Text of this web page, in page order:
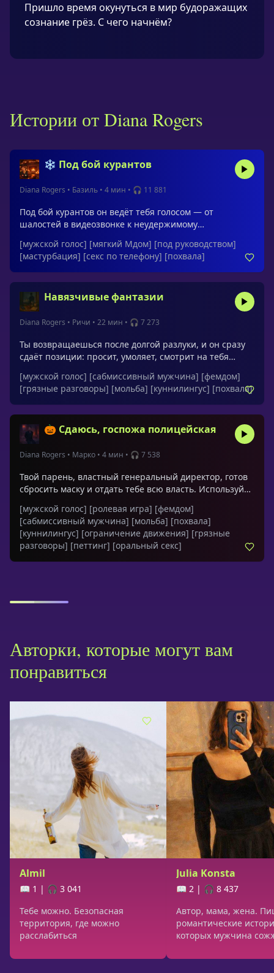
Пришло время окунуться в мир будоражащих
сознание грёз. С чего начнём?
Истории от Diana Rogers
❄️ Под бой курантов
Diana Rogers • Базиль • 4 мин • 🎧 11 881
Под бой курантов он ведёт тебя голосом — от
шалостей в видеозвонке к неудержимому
превращает апатию в искры под кожей. Готова
встретить полночь так, чтобы забыть про все
остальные праздники?Обращения: птичка, родная,
умница, демоница
[мужской голос] [мягкий Мдом] [под руководством]
[мастурбация] [секс по телефону] [похвала]
Навязчивые фантазии
Diana Rogers • Ричи • 22 мин • 🎧 7 273
Ты возвращаешься после долгой разлуки, и он сразу
сдаёт позиции: просит, умоляет, смотрит на тебя
принцесса, милая, любовь моя, детка, малышка,
грязная шлюшка
[мужской голос] [сабмиссивный мужчина] [фемдом]
[грязные разговоры] [мольба] [куннилингус] [похвала]
🎃 Сдаюсь, госпожа полицейская
Diana Rogers • Марко • 4 мин • 🎧 7 538
Твой парень, властный генеральный директор, готов
сбросить маску и отдать тебе всю власть. Используй
фантазию о полном доминировании. Пристегни его
наручниками к кровати и заставь умолять тебя о
прикосновении.Обращения: милая, любимая,
кошечка, дорогая, родная, госпожа полицейская,
малышка, чертовка, любовь моя, детка
[мужской голос] [ролевая игра] [фемдом]
[сабмиссивный мужчина] [мольба] [похвала]
[куннилингус] [ограничение движения] [грязные
разговоры] [петтинг] [оральный секс]
Авторки, которые могут вам
понравиться
Almil
📖 1 | 🎧 3 041
Тебе можно. Безопасная
территория, где можно
расслабиться
Julia Konsta
📖 2 | 🎧 8 437
Автор, мама, жена.
романтические
которых мужчина